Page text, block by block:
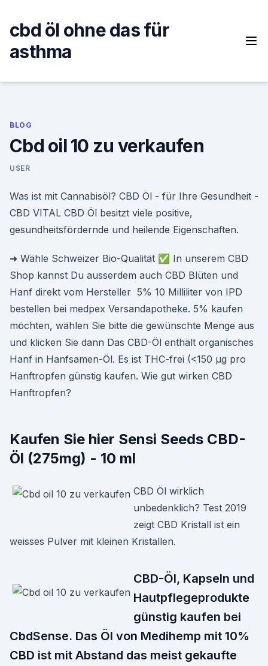
content
cbd öl ohne das für
asthma
BLOG
Cbd oil 10 zu verkaufen
USER
Was ist mit Cannabisöl? CBD Öl - für Ihre Gesundheit -
CBD VITAL CBD Öl besitzt viele positive,
gesundheitsfördernde und heilende Eigenschaften.
➜ Wähle Schweizer Bio-Qualität ✅ In unserem CBD
Shop kannst Du ausserdem auch CBD Blüten und
Hanf direkt vom Hersteller 5% 10 Milliliter von IPD
bestellen bei medpex Versandapotheke. 5% kaufen
möchten, wählen Sie bitte die gewünschte Menge aus
und klicken Sie dann Das CBD-Öl enthält organisches
Hanf in Hanfsamen-Öl. Es ist THC-frei (<150 µg pro
Hanftropfen günstig kaufen. Wie gut wirken CBD
Hanftropfen?
Kaufen Sie hier Sensi Seeds CBD-
Öl (275mg) - 10 ml
CBD Öl wirklich
unbedenklich? Test 2019
zeigt CBD Kristall ist ein
weisses Pulver mit kleinen Kristallen.
CBD-Öl, Kapseln und
Hautpflegeprodukte
günstig kaufen bei
CbdSense. Das Öl von Medihemp mit 10%
CBD ist mit Abstand das meist gekaufte